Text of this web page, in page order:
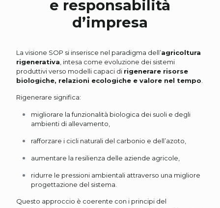
e responsabilità
d’impresa
La visione SOP si inserisce nel paradigma dell’agricoltura
rigenerativa, intesa come evoluzione dei sistemi
produttivi verso modelli capaci di rigenerare risorse
biologiche, relazioni ecologiche e valore nel tempo.
Rigenerare significa:
migliorare la funzionalità biologica dei suoli e degli
ambienti di allevamento,
rafforzare i cicli naturali del carbonio e dell’azoto,
aumentare la resilienza delle aziende agricole,
ridurre le pressioni ambientali attraverso una migliore
progettazione del sistema.
Questo approccio è coerente con i principi del